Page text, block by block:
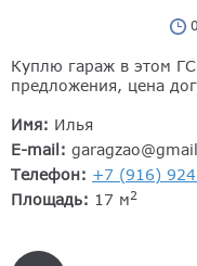
Куплю гараж в этом
предложения, цена
Имя: Илья
E-mail:
Телефон: +7 (916)
Площадь: 17 м2